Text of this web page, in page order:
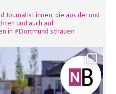
Journalist:innen, die aus der und
und auch auf
in #Dortmund schauen